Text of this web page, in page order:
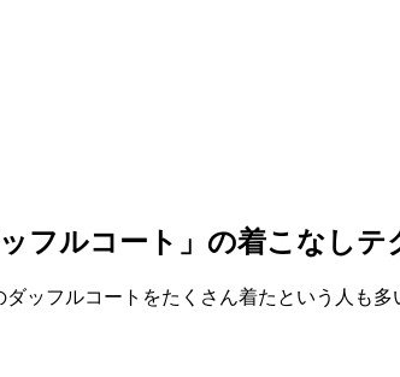
フルコート」の着こなしテ
ッフルコートをたくさん着たという人も